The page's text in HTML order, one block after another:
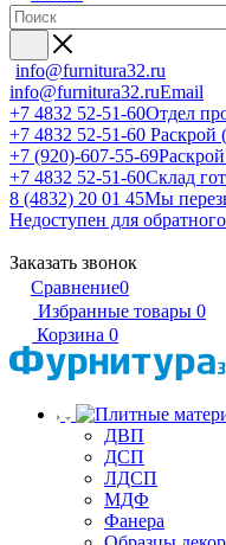
info@furnitura32.ru
info@furnitura32.ruEmail
+7 4832 52-51-60Отдел
+7 4832 52-51-60 Раскрой
+7 (920)-607-55-69
+7 4832 52-51-60Склад
8 (4832) 20 01 45Мы
Недоступен для
Заказать звонок
Сравнение0
Избранные товары 0
Корзина 0
ДВП
ДСП
ЛДСП
МДФ
Фанера